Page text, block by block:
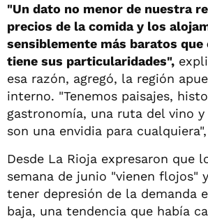
"Un dato no menor de nuestra
precios de la comida y los
sensiblemente más baratos que
tiene sus particularidades",
esa razón, agregó, la región
interno. "Tenemos paisajes,
gastronomía, una ruta del vino
son una envidia para
Desde La Rioja expresaron que
semana de junio "vienen flojos"
tener depresión de la demanda
baja, una tendencia que había